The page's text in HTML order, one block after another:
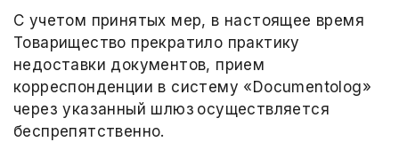
С учетом принятых мер, в настоящее время
Товарищество прекратило практику
недоставки документов, прием
корреспонденции в систему «Documentolog»
через указанный шлюз осуществляется
беспрепятственно.